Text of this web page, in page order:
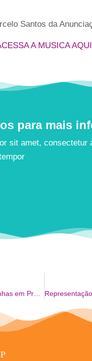
Santos da
A MUSICA AQUI
para mais
sit amet, consectetur
Toda Loja Boquinhas em Promoção! Sim com cerca de 35% de desconto. Não acredita! pode conferir.